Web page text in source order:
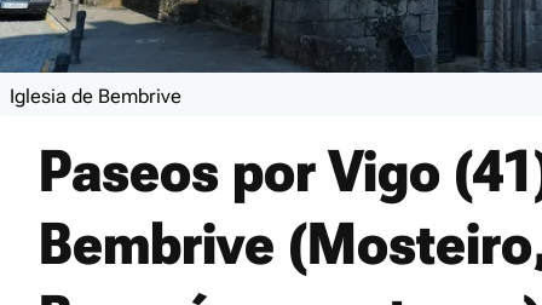
Iglesia de Bembrive
Paseos por Vigo
Bembrive